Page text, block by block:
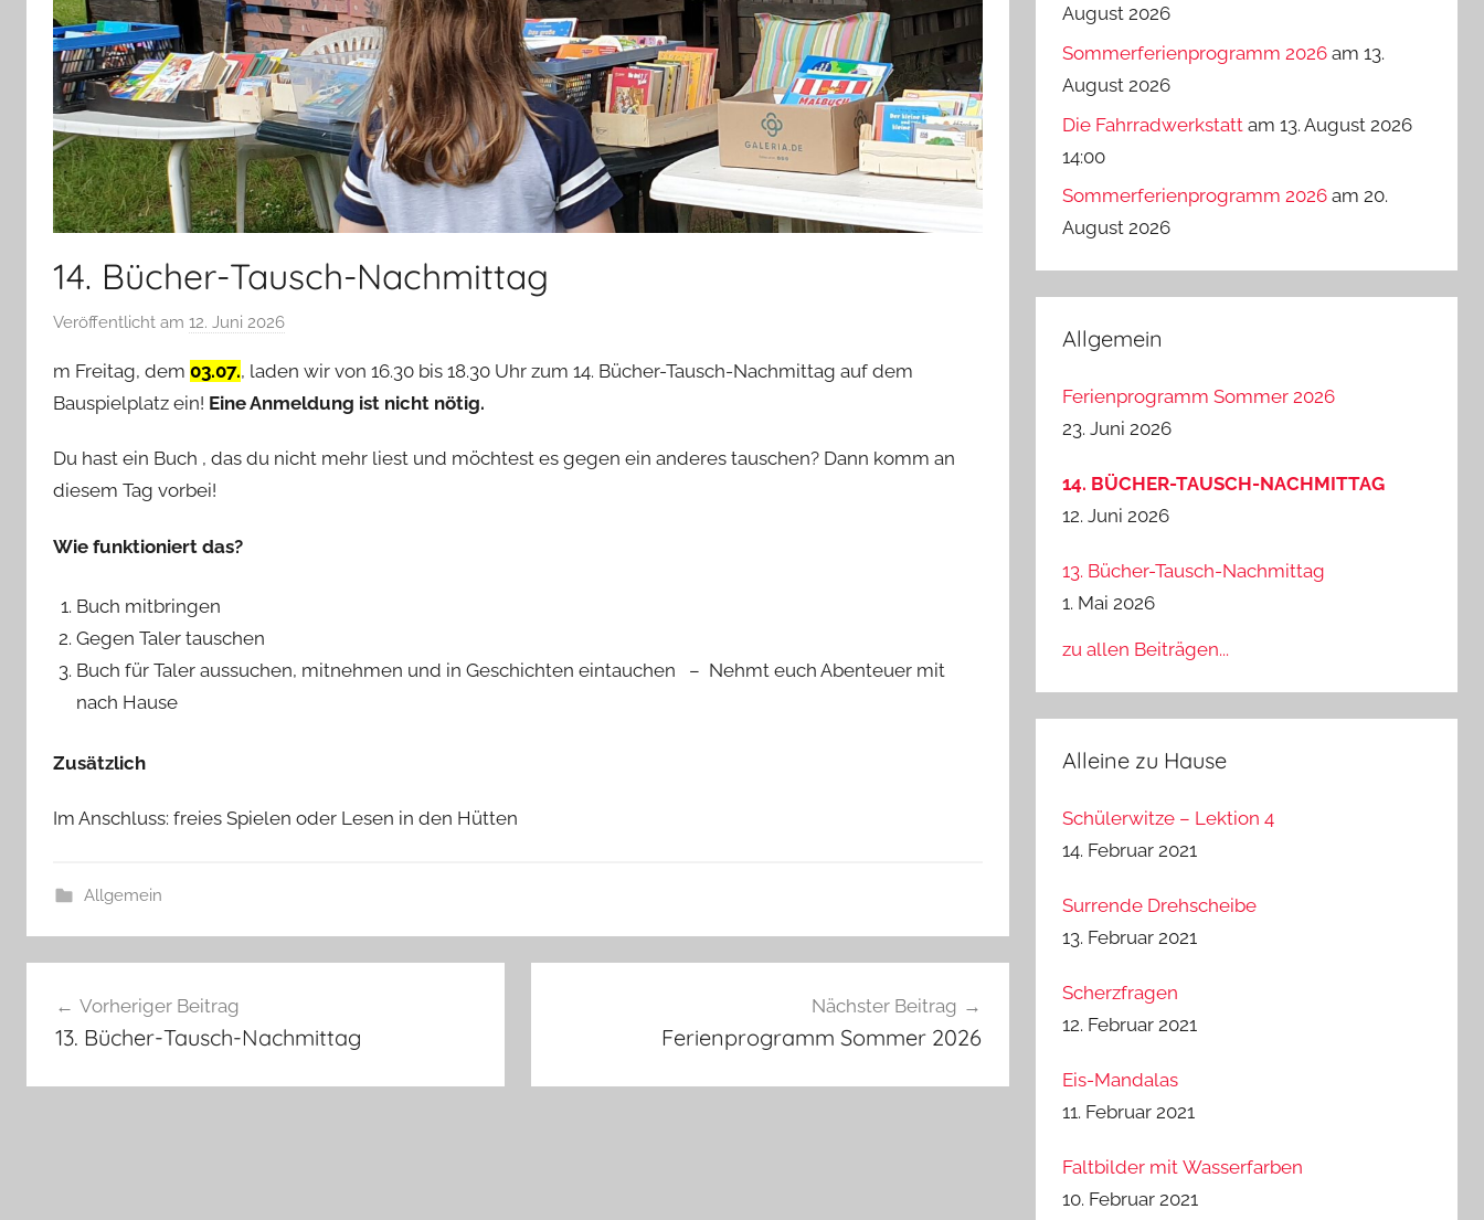
14. Bücher-Tausch-Nachmittag
Veröffentlicht am 12. Juni 2026
n
Z
n
s
m Freitag, dem 03.07., laden wir von 16.30 bis 18.30 Uhr zum 14. Bücher-Tausch-Nachmittag auf dem
Bauspielplatz ein! Eine Anmeldung ist nicht nötig.
Du hast ein Buch , das du nicht mehr liest und möchtest es gegen ein anderes tauschen? Dann komm an
diesem Tag vorbei!
Wie funktioniert das?
Buch mitbringen
Gegen Taler tauschen
Buch für Taler aussuchen, mitnehmen und in Geschichten eintauchen – Nehmt euch Abenteuer mit
nach Hause
Zusätzlich
Im Anschluss: freies Spielen oder Lesen in den Hütten
Allgemein
Vorheriger Beitrag
13. Bücher-Tausch-Nachmittag
Nächster Beitrag
Ferienprogramm Sommer 2026
August 2026
Sommerferienprogramm 2026 am 13.
August 2026
Die Fahrradwerkstatt am 13. August 2026
14:00
Sommerferienprogramm 2026 am 20.
August 2026
Allgemein
Ferienprogramm Sommer 2026
23. Juni 2026
14. BÜCHER-TAUSCH-NACHMITTAG
12. Juni 2026
13. Bücher-Tausch-Nachmittag
1. Mai 2026
zu allen Beiträgen...
Alleine zu Hause
Schülerwitze – Lektion 4
14. Februar 2021
Surrende Drehscheibe
13. Februar 2021
Scherzfragen
12. Februar 2021
Eis-Mandalas
11. Februar 2021
Faltbilder mit Wasserfarben
10. Februar 2021